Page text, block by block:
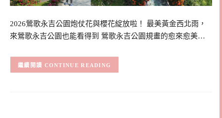
2026鶯歌永吉公園炮仗花與櫻花綻放啦！ 最美黃金西北雨，
來鶯歌永吉公園也能看得到 鶯歌永吉公園規畫的愈來愈美…
CONTINUE READING